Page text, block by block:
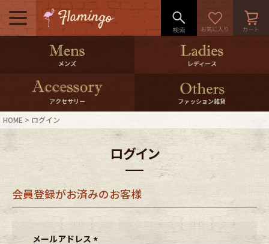
メニュー
500pt＆10％Offクーポンプレゼン
ト
10％0ffクーポンプレゼント
ログイン・会員登録 LINE ID連携
マイページ
ご利用ガイド International Shipping
店舗紹介 特集一覧
メンズ レディース
アクセサリー ファッション雑貨
HOME ログイン
ログイン
会員登録がお済みのお客様
メールアドレス